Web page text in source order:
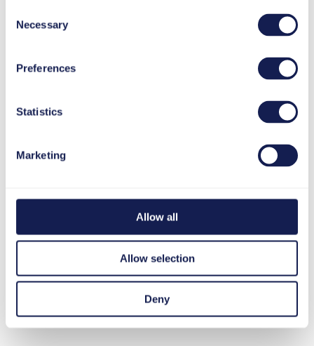
Selection
Necessary
Preferences
Statistics
Marketing
Allow all
Allow selection
Deny
Footer
LinkedIn